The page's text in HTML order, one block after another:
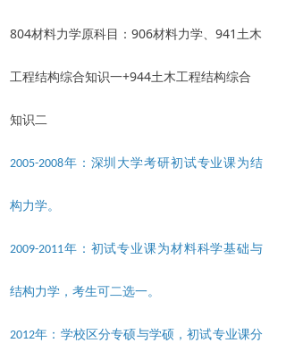
804材料力学原科目：906材料力学、941土木
工程结构综合知识一+944土木工程结构综合
知识二
2005-2008年：深圳大学考研初试专业课为结
构力学。
2009-2011年：初试专业课为材料科学基础与
结构力学，考生可二选一。
2012年：学校区分专硕与学硕，初试专业课分